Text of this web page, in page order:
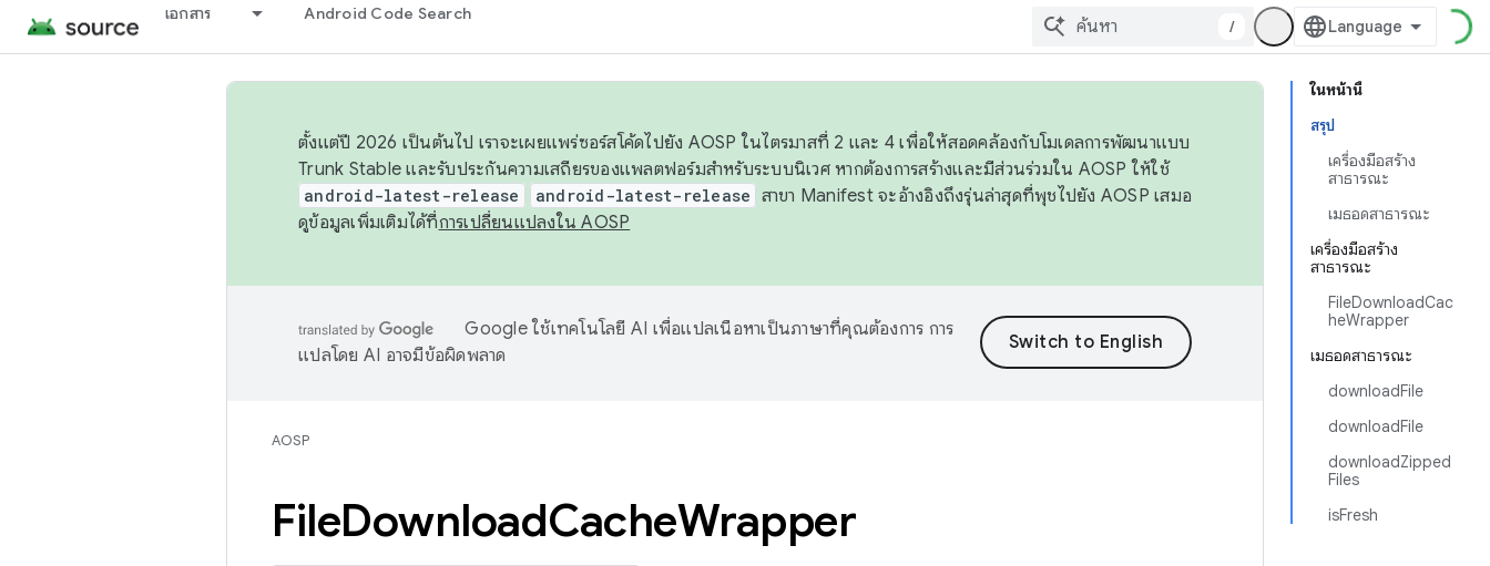
เอกสาร Android Code Search
/
ในหน้านี้
สรุป
เครื่องมือสร้าง
สาธารณะ
เมธอดสาธารณะ
เครื่องมือสร้าง
สาธารณะ
FileDownloadCac
heWrapper
เมธอดสาธารณะ
downloadFile
downloadFile
downloadZipped
Files
isFresh
ตั้งแต่ปี 2026 เป็นต้นไป เราจะเผยแพร่ซอร์สโค้ดไปยัง AOSP ในไตรมาสที่ 2 และ 4 เพื่อให้สอดคล้องกับโมเดลการพัฒนาแบบ
Trunk Stable และรับประกันความเสถียรของแพลตฟอร์มสำหรับระบบนิเวศ หากต้องการสร้างและมีส่วนร่วมใน AOSP ให้ใช้
android-latest-release android-latest-release สาขา Manifest จะอ้างอิงถึงรุ่นล่าสุดที่พุชไปยัง AOSP เสมอ
ดูข้อมูลเพิ่มเติมได้ที่การเปลี่ยนแปลงใน AOSP
Google ใช้เทคโนโลยี AI เพื่อแปลเนื้อหาเป็นภาษาที่คุณต้องการ การ
แปลโดย AI อาจมีข้อผิดพลาด
AOSP
FileDownloadCacheWrapper